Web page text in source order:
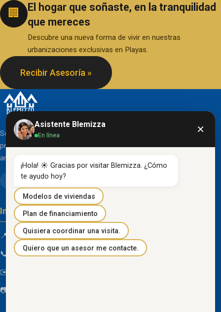
🏢
El hogar que soñaste, en la tranquilidad
que mereces
Descubre una nueva forma de vivir en nuestras
urbanizaciones exclusivas en Playas.
Recibir Asesoría »
Somos una organización líder en el desarrollo de
proyectos inmobiliarios que destacan por su diseño
arquitectónico clásico y acabados de primera línea.
Información de contacto
📍 Km 85 Vía Progreso, Playas, Guayas, Ecuador
📞 096 934 4318
✉️
📷
Asistente Blemizza
En línea ×
¡Hola! ☀️ Gracias por visitar Blemizza. ¿Cómo
te ayudo hoy?
Modelos de viviendas
Plan de financiamiento
Quisiera coordinar una visita.
Quiero que un asesor me contacte.